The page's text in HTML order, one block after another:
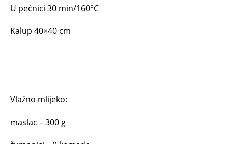
U pećnici 30 min/160°C
Kalup 40×40 cm
Vlažno mlijeko:
maslac – 300 g